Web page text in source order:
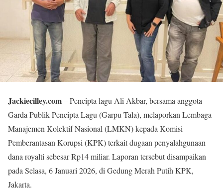
Jackiecilley.com– Pencipta lagu Ali Akbar, bersama anggota
Garda Publik Pencipta Lagu (Garpu Tala), melaporkan Lembaga
Manajemen Kolektif Nasional (LMKN) kepada Komisi
Pemberantasan Korupsi (KPK) terkait dugaan penyalahgunaan
dana royalti sebesar Rp14 miliar. Laporan tersebut disampaikan
pada Selasa, 6 Januari 2026, di Gedung Merah Putih KPK,
Jakarta.